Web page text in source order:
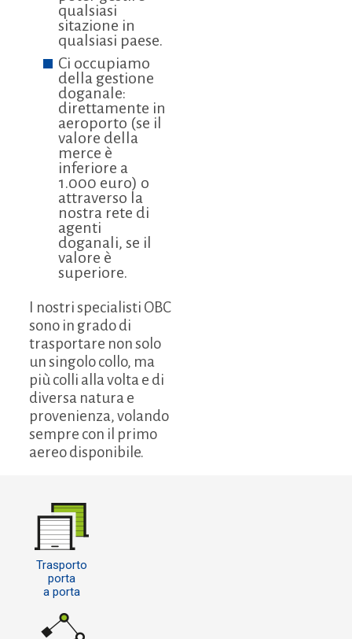
qualsiasi
sitazione in
qualsiasi paese.
Ci occupiamo
della gestione
doganale:
direttamente in
aeroporto (se il
valore della
merce è
inferiore a
1.000 euro) o
attraverso la
nostra rete di
agenti
doganali, se il
valore è
superiore.
I nostri specialisti OBC
sono in grado di
trasportare non solo
un singolo collo, ma
più colli alla volta e di
diversa natura e
provenienza, volando
sempre con il primo
aereo disponibile.
Trasporto
porta
a porta